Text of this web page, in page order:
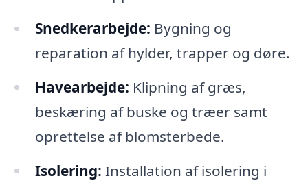
Snedkerarbejde: Bygning og
reparation af hylder, trapper og døre.
Havearbejde: Klipning af græs,
beskæring af buske og træer samt
oprettelse af blomsterbede.
Isolering: Installation af isolering i